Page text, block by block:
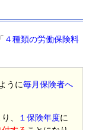
「 ４種類の労働保険料
うに毎月保険者へ
、 １保険年度に